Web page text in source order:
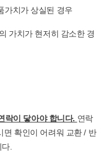
가치가 상실된 경우
가치가 현저히 감소한 경
락이 닿아야 합니다. 연락
면 확인이 어려워 교환 / 반
.